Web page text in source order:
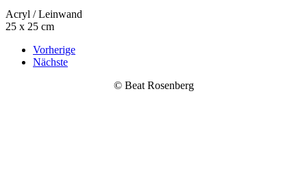
Acryl / Leinwand
25 x 25 cm
Vorherige
Nächste
© Beat Rosenberg